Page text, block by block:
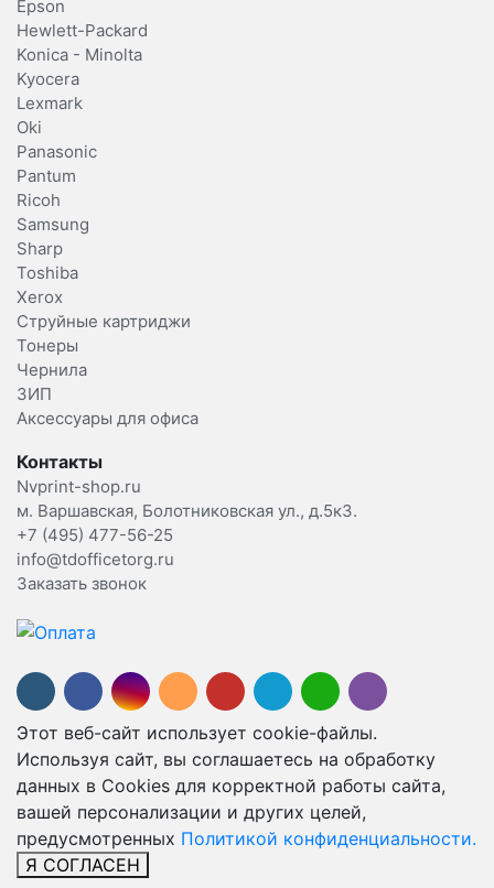
Epson
Hewlett-Packard
Konica - Minolta
Kyocera
Lexmark
Oki
Panasonic
Pantum
Ricoh
Samsung
Sharp
Toshiba
Xerox
Струйные картриджи
Тонеры
Чернила
ЗИП
Аксессуары для офиса
Контакты
Nvprint-shop.ru
м. Варшавская, Болотниковская ул., д.5к3.
+7 (495) 477-56-25
info@tdofficetorg.ru
Заказать звонок
Этот веб-сайт использует cookie-файлы.
Используя сайт, вы соглашаетесь на обработку
данных в Cookies для корректной работы сайта,
вашей персонализации и других целей,
предусмотренных Политикой конфиденциальности.
Я СОГЛАСЕН